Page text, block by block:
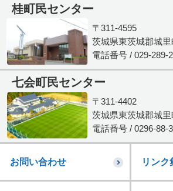
桂町民センター
〒311-4595
茨城県東茨城郡城
電話番号 / 029-289-
七会町民センター
〒311-4402
茨城県東茨城郡城
電話番号 / 0296-88-
お問い合わせ リンク